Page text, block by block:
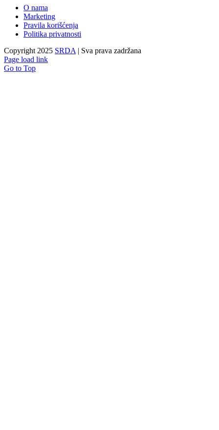
O nama
Marketing
Pravila korišćenja
Politika privatnosti
Copyright 2025 SRDA | Sva prava zadržana
Page load link
Go to Top